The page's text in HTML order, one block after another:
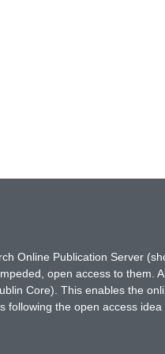
Online Publication Server
open access to them.
Core). This enables the
the open access